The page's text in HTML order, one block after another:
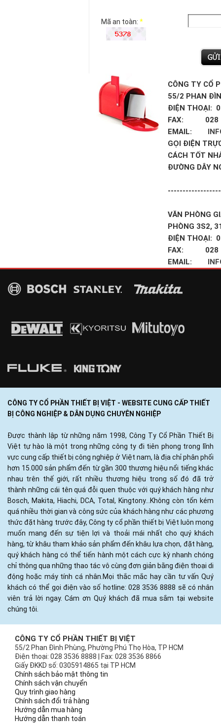
Mã an toàn: *
CÔNG TY CỔ
55/2 PHAN
ĐIỆN THOẠI:
FAX: 028
EMAIL:
GỌI ĐIỆN
CÁCH TỐT
ĐƯỜNG DÂY
VĂN PHÒNG
PHÒNG 3S2,
ĐIỆN THOẠI:
FAX: 028
EMAIL:
CÔNG TY CỔ PHẦN THIẾT BỊ VIỆT - WEBSITE CUNG CẤP THIẾT
BỊ CÔNG NGHIỆP & DÂN DỤNG CHUYÊN NGHIỆP
Được thành lập từ những năm 1998, Công Ty Cổ Phần Thiết Bị
Việt tự hào là một trong những công ty đi tiên phong trong lĩnh
vực cung cấp thiết bị công nghiệp ở Việt nam, là địa chỉ phân phối
hơn 15.000 sản phẩm đến từ gần 300 thương hiệu nổi tiếng khác
nhau trên thế giới, rất nhiều thương hiệu trong số đó đã trở
thành những cái tên quá đỗi quen thuộc với quý khách hàng như
Bosch, Makita, Hiachi, DCA, Total, Kingtony...Không còn tốn kém
quá nhiều thời gian và công sức của khách hàng như các phương
thức đặt hàng trước đây, Công ty cổ phần thiết bị Việt luôn mong
muốn mang đến sự tiện lợi và thoải mái nhất cho quý khách
hàng, từ khâu tham khảo sản phẩm đến khâu lựa chọn, đặt hàng,
quý khách hàng có thể tiến hành một cách cực kỳ nhanh chóng
chỉ thông qua những thao tác vô cùng đơn giản bằng điện thoại di
động hoặc máy tính cá nhân.Mọi thắc mắc hay cần tư vấn Quý
khách có thể gọi điện vào số hotline: 028 3536 8888 sẽ có nhân
viên trả lời ngay. Cám ơn Quý khách đã mua sắm tại website
chúng tôi.
CÔNG TY CỔ PHẦN THIẾT BỊ VIỆT
55/2 Phan Đình Phùng, Phường Phú Thọ Hòa, TP HCM
Điện thoại: 028 3536 8888 | Fax: 028 3536 8866
Giấy ĐKKD số: 0305914865 tại TP HCM
Chính sách bảo mật thông tin
Chính sách vận chuyển
Quy trình giao hàng
Chính sách đổi trả hàng
Hướng dẫn mua hàng
Hướng dẫn thanh toán